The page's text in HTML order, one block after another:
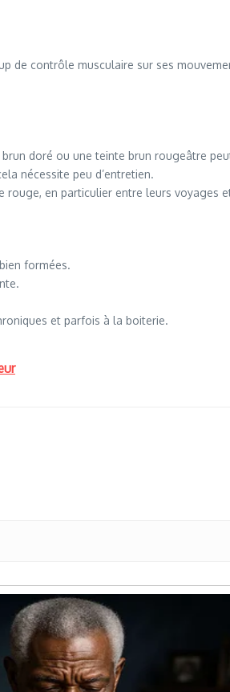
de contrôle musculaire sur ses
doré ou une teinte brun rougeâtre
nécessite peu d’entretien.
en particulier entre leurs voyages
formées.
et parfois à la boiterie.